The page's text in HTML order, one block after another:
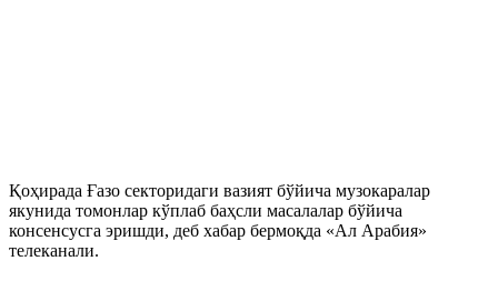
Қоҳирада Ғазо секторидаги вазият бўйича музокаралар
якунида томонлар кўплаб баҳсли масалалар бўйича
консенсусга эришди, деб хабар бермоқда «Ал Арабия»
телеканали.